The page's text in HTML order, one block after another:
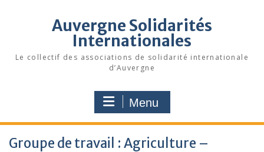
Auvergne Solidarités
Internationales
Le collectif des associations de solidarité internationale
d’Auvergne
Menu
Groupe de travail : Agriculture –